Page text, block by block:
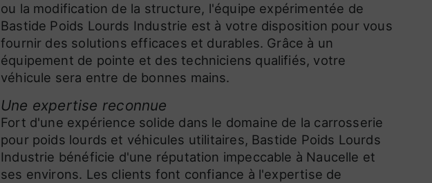
ou la modification de la structure, l'équipe expérimentée de
Bastide Poids Lourds Industrie est à votre disposition pour vous
fournir des solutions efficaces et durables. Grâce à un
équipement de pointe et des techniciens qualifiés, votre
véhicule sera entre de bonnes mains.
Une expertise reconnue
Fort d'une expérience solide dans le domaine de la carrosserie
pour poids lourds et véhicules utilitaires, Bastide Poids Lourds
Industrie bénéficie d'une réputation impeccable à Naucelle et
ses environs. Les clients font confiance à l'expertise de